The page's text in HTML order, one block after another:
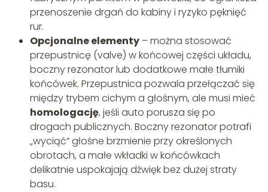
przenoszenie drgań do kabiny i ryzyko pęknięć
rur.
Opcjonalne elementy– można stosować
przepustnicę (valve) w końcowej części układu,
boczny rezonator lub dodatkowe małe tłumiki
końcówek. Przepustnica pozwala przełączać się
między trybem cichym a głośnym, ale musi mieć
homologację, jeśli auto porusza się po
drogach publicznych. Boczny rezonator potrafi
„wyciąć” głośne brzmienie przy określonych
obrotach, a małe wkładki w końcówkach
delikatnie uspokajają dźwięk bez dużej straty
basu.